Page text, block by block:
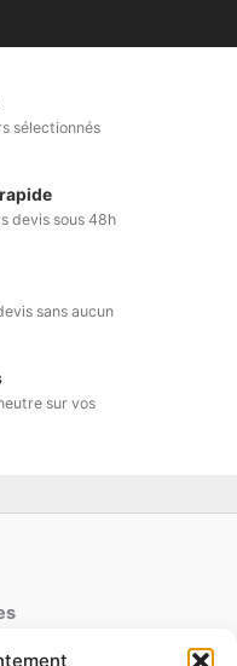
sélectionnés
devis sous 48h
sans aucun
sur vos